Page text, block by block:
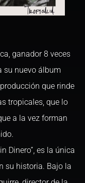
ganador 8 veces
su nuevo álbum
que rinde
tropicales, que lo
a la vez forman
Dinero”, es la única
su historia. Bajo la